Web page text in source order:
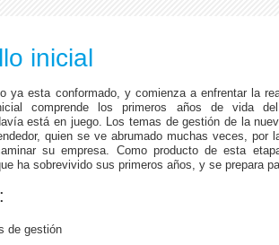
inicial
ya esta conformado, y comienza a enfrentar la
comprende los primeros años de vida
está en juego. Los temas de gestión de la
quien se ve abrumado muchas veces, por
su empresa. Como producto de esta
ha sobrevivido sus primeros años, y se prepara
de gestión